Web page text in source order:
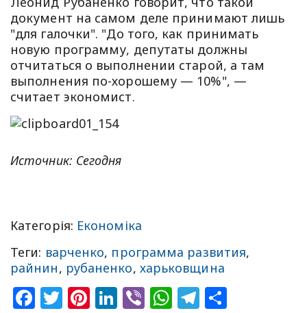
документ на самом деле принимают лишь
"для галочки". "До того, как принимать
новую программу, депутаты должны
отчитаться о выполнении старой, а там
выполнения по-хорошему — 10%", —
считает экономист.
Источник: Сегодня
Категорія: Економіка
Теги: варченко, программа развития,
райнин, рубаненко, харьковщина
Facebook
Twitter
Pinterest
LinkedIn
ViberWhatsApp
Telegram